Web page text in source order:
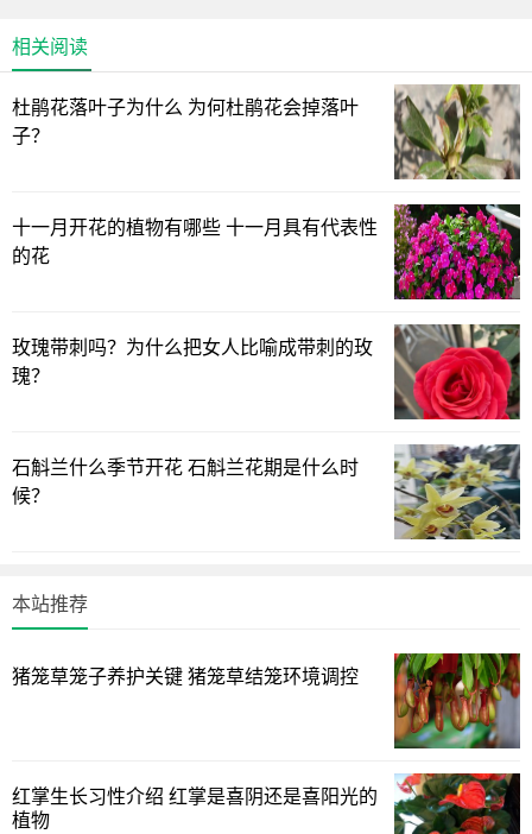
仙人棒是仙人掌科的一种植物，外形很像棍棒的形状，因
此叫做仙人棍，它是可以开花的，花色一般为红色，与植株
红绿相间，十分养眼。
相关阅读
杜鹃花落叶子为什么 为何杜鹃花会掉落叶
子？
十一月开花的植物有哪些 十一月具有代表性
的花
玫瑰带刺吗？为什么把女人比喻成带刺的玫
瑰？
石斛兰什么季节开花 石斛兰花期是什么时
候？
本站推荐
猪笼草笼子养护关键 猪笼草结笼环境调控
红掌生长习性介绍 红掌是喜阴还是喜阳光的
植物